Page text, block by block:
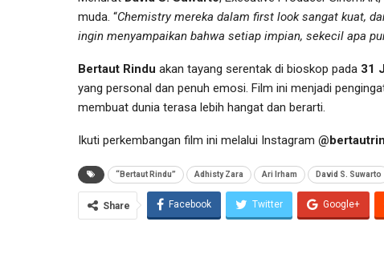
muda. “Chemistry mereka dalam first look sangat kuat,
ingin menyampaikan bahwa setiap impian, sekecil apa
Bertaut Rindu akan tayang serentak di bioskop pada 31
yang personal dan penuh emosi. Film ini menjadi
membuat dunia terasa lebih hangat dan berarti.
Ikuti perkembangan film ini melalui Instagram
“Bertaut Rindu” Adhisty Zara Ari Irham David S. Suwarto
Share Facebook Twitter Google+